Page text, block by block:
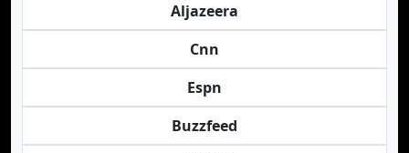
Aljazeera
Cnn
Espn
Buzzfeed